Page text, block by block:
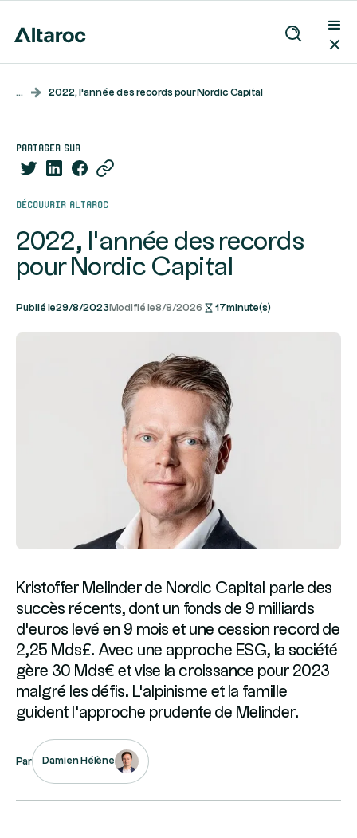
... 2022, l'année des records pour Nordic Capital
partager sur
Découvrir Altaroc
2022, l'année des records
pour Nordic Capital
Publié le29/8/2023 Modifié le8/8/2026 17minute(s)
Kristoffer Melinder de Nordic Capital parle des
succès récents, dont un fonds de 9 milliards
d'euros levé en 9 mois et une cession record de
2,25 Mds£. Avec une approche ESG, la société
gère 30 Mds€ et vise la croissance pour 2023
malgré les défis. L'alpinisme et la famille
guident l'approche prudente de Melinder.
Par Damien Hélène